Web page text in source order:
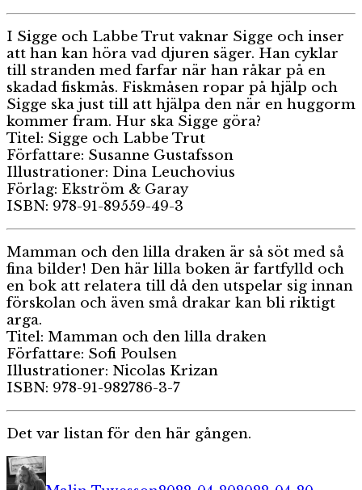
I Sigge och Labbe Trut vaknar Sigge och inser
att han kan höra vad djuren säger. Han cyklar
till stranden med farfar när han råkar på en
skadad fiskmås. Fiskmåsen ropar på hjälp och
Sigge ska just till att hjälpa den när en huggorm
kommer fram. Hur ska Sigge göra?
Titel: Sigge och Labbe Trut
Författare: Susanne Gustafsson
Illustrationer: Dina Leuchovius
Förlag: Ekström & Garay
ISBN: 978-91-89559-49-3
Mamman och den lilla draken är så söt med så
fina bilder! Den här lilla boken är fartfylld och
en bok att relatera till då den utspelar sig innan
förskolan och även små drakar kan bli riktigt
arga.
Titel: Mamman och den lilla draken
Författare: Sofi Poulsen
Illustrationer: Nicolas Krizan
ISBN: 978-91-982786-3-7
Det var listan för den här gången.
Författare